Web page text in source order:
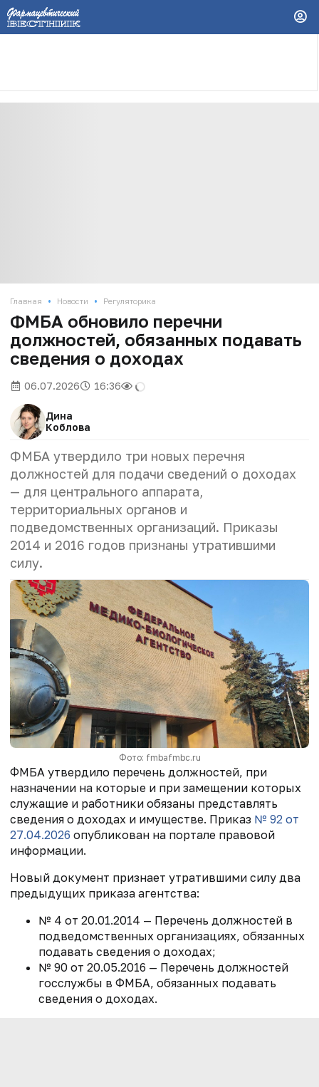
Главная • Новости • Регуляторика
ФМБА обновило перечни
должностей, обязанных подавать
сведения о доходах
06.07.2026 16:36
Дина
Коблова
ФМБА утвердило три новых перечня
должностей для подачи сведений о доходах
— для центрального аппарата,
территориальных органов и
подведомственных организаций. Приказы
2014 и 2016 годов признаны утратившими
силу.
Фото: fmbafmbc.ru
ФМБА утвердило перечень должностей, при
назначении на которые и при замещении которых
служащие и работники обязаны представлять
сведения о доходах и имуществе. Приказ № 92 от
27.04.2026 опубликован на портале правовой
информации.
Новый документ признает утратившими силу два
предыдущих приказа агентства:
№ 4 от 20.01.2014 — Перечень должностей в
подведомственных организациях, обязанных
подавать сведения о доходах;
№ 90 от 20.05.2016 — Перечень должностей
госслужбы в ФМБА, обязанных подавать
сведения о доходах.